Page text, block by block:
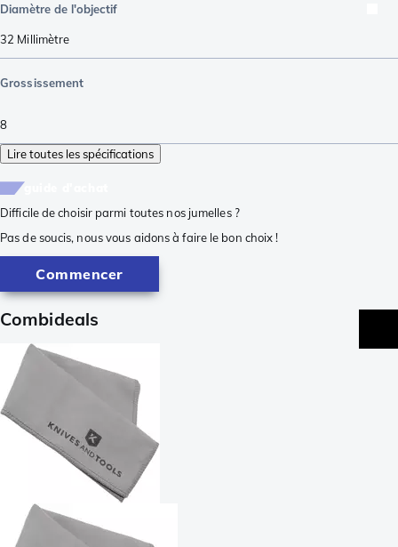
Diamètre de l'objectif
32 Millimètre
Grossissement
8
Lire toutes les spécifications
Difficile de choisir parmi toutes nos jumelles ?
Pas de soucis, nous vous aidons à faire le bon choix !
Commencer
Combideals